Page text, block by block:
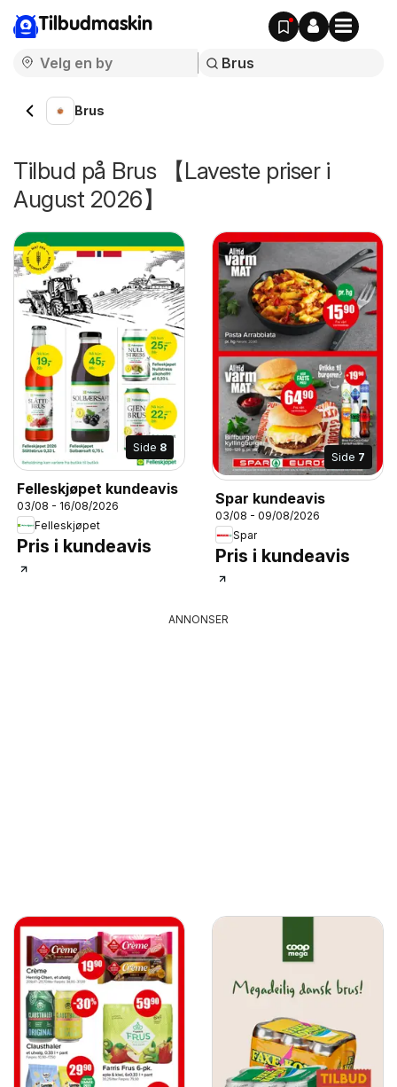
Tilbudmaskin
Brus
Tilbud på Brus 【Laveste priser i
August 2026】
Side 8
Felleskjøpet kundeavis
03/08 - 16/08/2026
Felleskjøpet
Pris i kundeavis
Side 7
Spar kundeavis
03/08 - 09/08/2026
Spar
Pris i kundeavis
ANNONSER